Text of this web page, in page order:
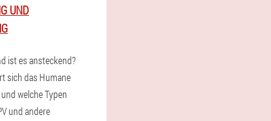
UND
ist es ansteckend?
sich das Humane
welche Typen
und andere